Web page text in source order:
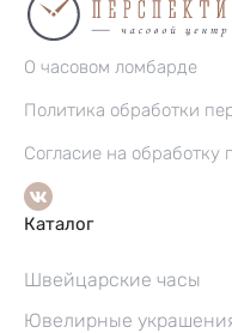
О часовом ломбарде
Политика обработки
Согласие на обработку
Каталог
Швейцарские часы
Ювелирные